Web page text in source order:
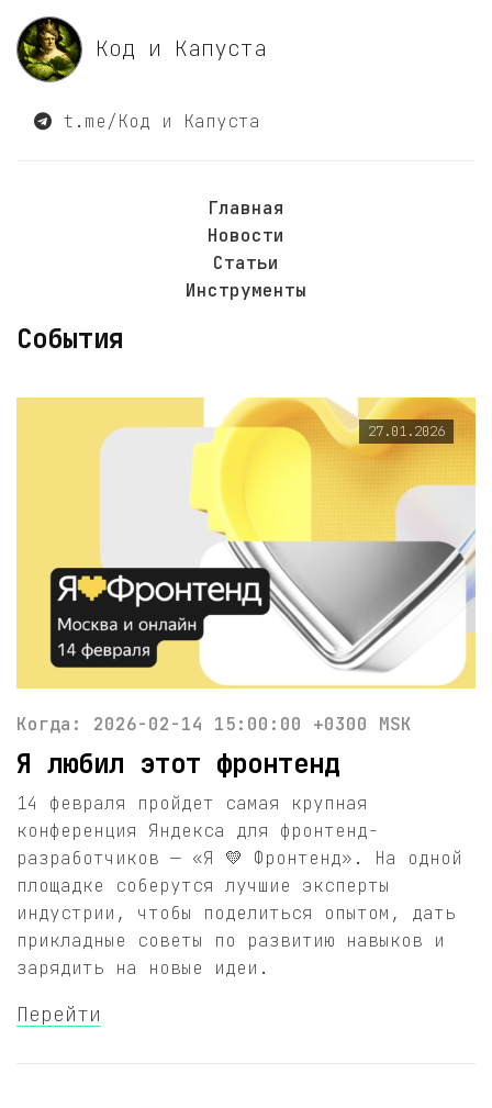
Код и Капуста
t.me/Код и Капуста
Главная
Новости
Статьи
Инструменты
События
27.01.2026
Когда: 2026-02-14 15:00:00 +0300 MSK
Я любил этот фронтенд
14 февраля пройдет самая крупная
конференция Яндекса для фронтенд-
разработчиков — «Я 💛 Фронтенд». На одной
площадке соберутся лучшие эксперты
индустрии, чтобы поделиться опытом, дать
прикладные советы по развитию навыков и
зарядить на новые идеи.
Перейти